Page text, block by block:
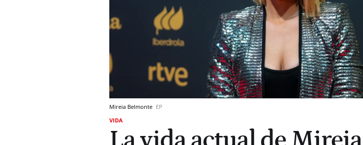
Mireia Belmonte EP
VIDA